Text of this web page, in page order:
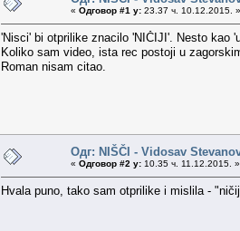
« Одговор #1 у: 23.37 ч. 10.12.2015. »
'Nisci' bi otprilike znacilo 'NIČIJI'. Nesto kao
Koliko sam video, ista rec postoji u
Roman nisam citao.
Одг: NIŠČI - Vidosav
« Одговор #2 у: 10.35 ч. 11.12.2015. »
Hvala puno, tako sam otprilike i mislila -